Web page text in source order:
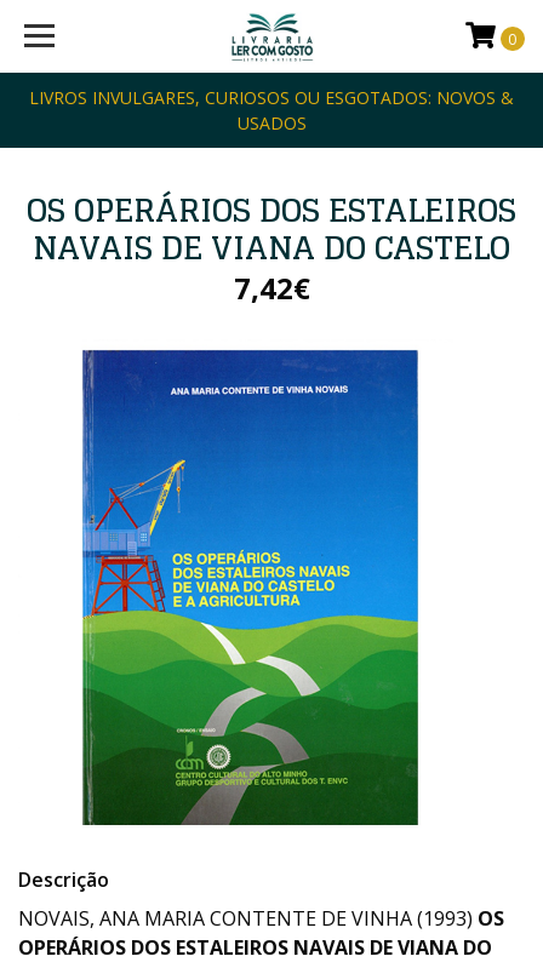
LIVROS INVULGARES, CURIOSOS OU ESGOTADOS: NOVOS &
USADOS
0
OS OPERÁRIOS DOS ESTALEIROS
NAVAIS DE VIANA DO CASTELO
7,42€
Descrição
NOVAIS, ANA MARIA CONTENTE DE VINHA (1993) OS
OPERÁRIOS DOS ESTALEIROS NAVAIS DE VIANA DO